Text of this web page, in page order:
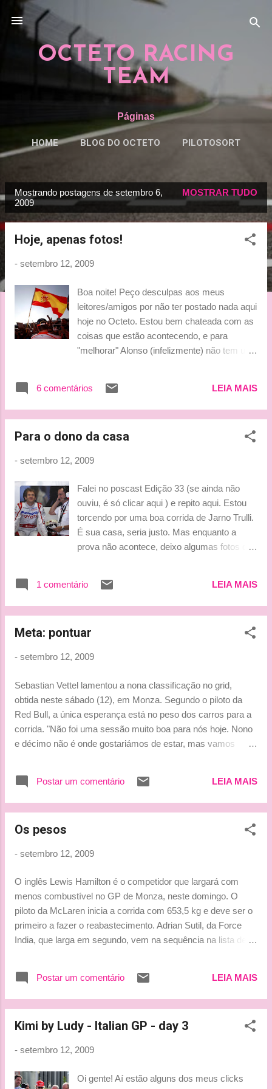
OCTETO RACING
TEAM
Páginas
HOME BLOG DO OCTETO PILOTOSORT
P
o
Mostrando postagens de setembro 6,
2009
MOSTRAR TUDO
Hoje, apenas fotos!
- setembro 12, 2009
Boa noite! Peço desculpas aos meus
leitores/amigos por não ter postado nada aqui
hoje no Octeto. Estou bem chateada com as
coisas que estão acontecendo, e para
"melhorar" Alonso (infelizmente) não tem um
ficar lamentando... hehe Como não estou
muito inspirada hoje, e nem sei quando a
fotinhas para vocês. Afinal, o carinha das
ainda mais depois dos últimos
até a próxima! "Espero conseguir fazer uma
boa largada e ganhar algumas posições
usando o kers. Estávamos temerosos se
conseguiríamos chegar ao Q3 nesta manhã,
então estamos muito felizes que
Tati
6 comentários LEIA MAIS
Para o dono da casa
- setembro 12, 2009
Falei no poscast Edição 33 (se ainda não
ouviu, é só clicar aqui ) e repito aqui. Estou
torcendo por uma boa corrida de Jarno Trulli.
É sua casa, seria justo. Mas enquanto a
prova não acontece, deixo algumas fotos de
1 comentário
LEIA MAIS
Meta: pontuar
- setembro 12, 2009
Sebastian Vettel lamentou a nona classificação no grid,
obtida neste sábado (12), em Monza. Segundo o piloto da
Red Bull, a única esperança está no peso dos carros para a
corrida. "Não foi uma sessão muito boa para nós hoje. Nono
e décimo não é onde gostariámos de estar, mas vamos
pontos", falou. Vettel ocupa o terceiro lugar na temporada,
com 53 pontos. O vice-líder, Rubens Barrichello, tem 56,
Grande Prêmio E se chover? Ainda acho que se isto
campeonato vai ser de matar do coração até o final do ano!!!
Postar um comentário LEIA MAIS
Os pesos
- setembro 12, 2009
O inglês Lewis Hamilton é o competidor que largará com
menos combustível no GP de Monza, neste domingo. O
piloto da McLaren inicia a corrida com 653,5 kg e deve ser o
primeiro a fazer o reabastecimento. Adrian Sutil, da Force
India, que larga em segundo, vem na sequência na lista de
os dez primeiro colocados, Rubens Barrichello, da Brawn, é
o mais pesado, com 688,5 kg. O brasileiro, inclusive, levará
Button, com 687 kg. Timo Glock, da Toyota, que larga na 16ª
Lewis Hamilton (McLaren), 653,5 kg 2º Adrian Sutil (Force
India), 655 3º Kimi Raikkonen (Ferrari), 662 8º Fernando
Alonso (Renault), 677,5 7º Vitantonio Liuzzi (Force India),
Postar um comentário LEIA MAIS
Kimi by Ludy - Italian GP - day 3
- setembro 12, 2009
Oi gente! Aí estão alguns dos meus clicks